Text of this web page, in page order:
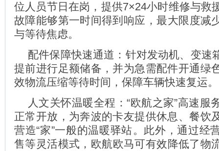
位人员节日在岗，提供7×24小时维修与救
故障能够第一时间得到响应‌，最大限度减
与等待焦虑。
配件保障快速通道：针对发动机、变速
提前进行足额储备，并为急需配件开通绿
效物流压缩等待时间‌，保障车辆快速复运。
人文关怀温暖全程：“欧航之家”高速服
正常开放，为奔波的卡友提供休息、餐饮
营造“家”一般的温暖驿站‌。此外，通过经
售等灵活模式，欧航欧马可有效降低了物